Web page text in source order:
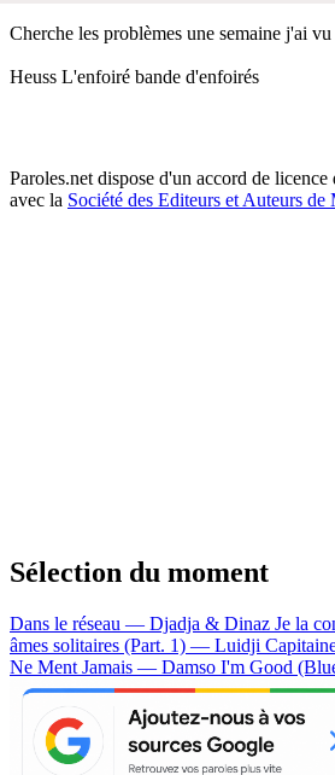
Cherche les problèmes une semaine j'ai
Heuss L'enfoiré bande d'enfoirés
Paroles.net dispose d'un accord de licence
avec la Société des Editeurs et Auteurs de
Sélection du moment
Dans le réseau — Djadja & Dinaz Je la
âmes solitaires (Part. 1) — Luidji
Ne Ment Jamais — Damso I'm Good